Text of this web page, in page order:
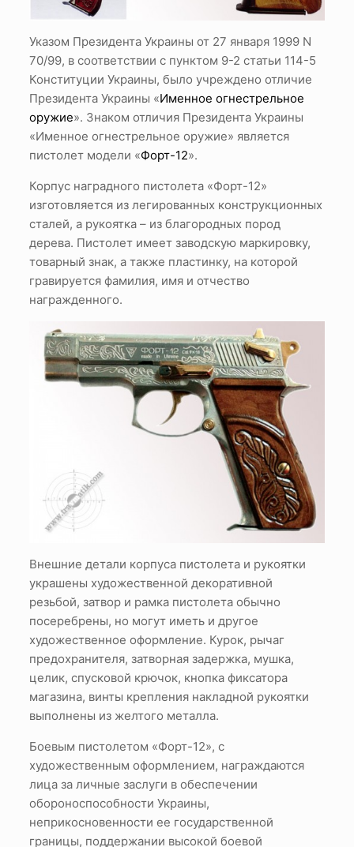
Указом Президента Украины от 27 января 1999 N
70/99, в соответствии с пунктом 9-2 статьи 114-5
Конституции Украины, было учреждено отличие
Президента Украины «Именное огнестрельное
оружие». Знаком отличия Президента Украины
«Именное огнестрельное оружие» является
пистолет модели «Форт-12».
Корпус наградного пистолета «Форт-12»
изготовляется из легированных конструкционных
сталей, а рукоятка – из благородных пород
дерева. Пистолет имеет заводскую маркировку,
товарный знак, а также пластинку, на которой
гравируется фамилия, имя и отчество
награжденного.
Внешние детали корпуса пистолета и рукоятки
украшены художественной декоративной
резьбой, затвор и рамка пистолета обычно
посеребрены, но могут иметь и другое
художественное оформление. Курок, рычаг
предохранителя, затворная задержка, мушка,
целик, спусковой крючок, кнопка фиксатора
магазина, винты крепления накладной рукоятки
выполнены из желтого металла.
Боевым пистолетом «Форт-12», с
художественным оформлением, награждаются
лица за личные заслуги в обеспечении
обороноспособности Украины,
неприкосновенности ее государственной
границы, поддержании высокой боевой